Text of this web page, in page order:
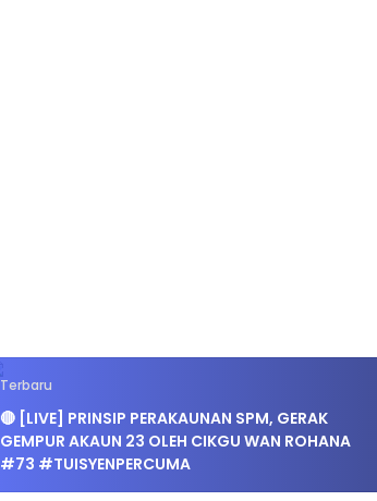
Terbaru
🔴 [LIVE] PRINSIP PERAKAUNAN SPM, GERAK
GEMPUR AKAUN 23 OLEH CIKGU WAN ROHANA
#73 #TUISYENPERCUMA